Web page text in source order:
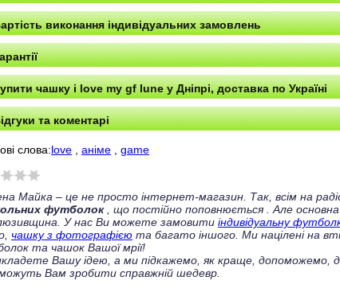
виконання індивідуальних замовлень
чашку i love my gf lune у Дніпрі, доставка по Україні
та коментарі
слова:love аніме game
Майка – це не просто інтернет-магазин. Так, всім на
футболок, що постійно поповнюється
. Але
У нас Ви можете замовити індивідуальну
чашку з фотографією та багато іншого. Ми націлені на
та чашок Вашої мрії!
Вашу ідею, а ми підкажемо, як краще, допоможемо,
Вам зробити справжній шедевр.